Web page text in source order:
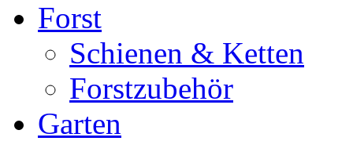
Forst
Schienen & Ketten
Forstzubehör
Garten